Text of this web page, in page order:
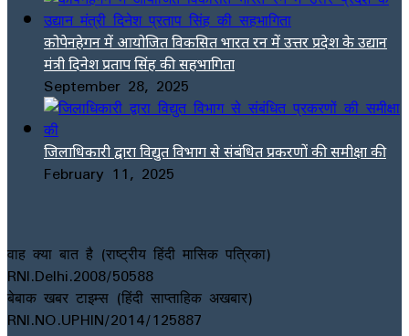
कोपेनहेगन में आयोजित विकसित भारत रन में उत्तर प्रदेश के उद्यान
मंत्री दिनेश प्रताप सिंह की सहभागिता
September 28, 2025
जिलाधिकारी द्वारा विद्युत विभाग से संबंधित प्रकरणों की समीक्षा की
February 11, 2025
वाह क्या बात है (राष्ट्रीय हिंदी मासिक पत्रिका)
RNI.Delhi.2008/50588
बेबाक खबर टाइम्स (हिंदी साप्ताहिक अखबार)
RNI.NO.UPHIN/2014/125887